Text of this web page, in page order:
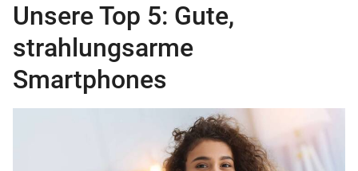
Unsere Top 5: Gute,
strahlungsarme
Smartphones